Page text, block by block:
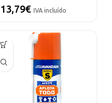
13,79€ IVA incluído